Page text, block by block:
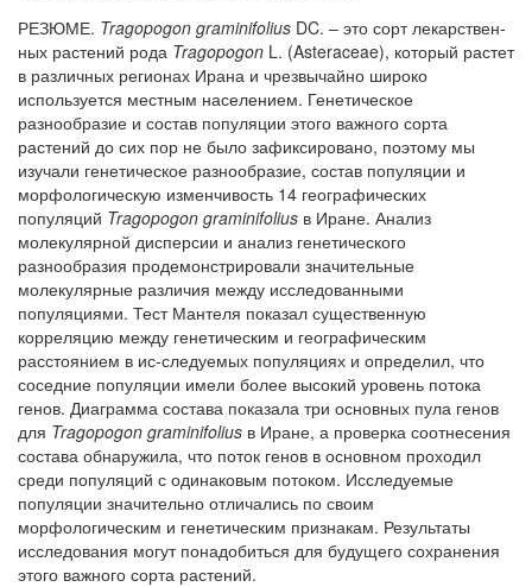
РЕЗЮМЕ. Tragopogon graminifolius DC. – это сорт лекарствен-
ных растений рода Tragopogon L. (Asteraceae), который растет
в различных регионах Ирана и чрезвычайно широко
используется местным населением. Генетическое
разнообразие и состав популяции этого важного сорта
растений до сих пор не было зафиксировано, поэтому мы
изучали генетическое разнообразие, состав популяции и
морфологическую изменчивость 14 географических
популяций Tragopogon graminifolius в Иране. Анализ
молекулярной дисперсии и анализ генетического
разнообразия продемонстрировали значительные
молекулярные различия между исследованными
популяциями. Тест Мантеля показал существенную
корреляцию между генетическим и географическим
расстоянием в ис-следуемых популяциях и определил, что
соседние популяции имели более высокий уровень потока
генов. Диаграмма состава показала три основных пула генов
для Tragopogon graminifolius в Иране, а проверка соотнесения
состава обнаружила, что поток генов в основном проходил
среди популяций с одинаковым потоком. Исследуемые
популяции значительно отличались по своим
морфологическим и генетическим признакам. Результаты
исследования могут понадобиться для будущего сохранения
этого важного сорта растений.